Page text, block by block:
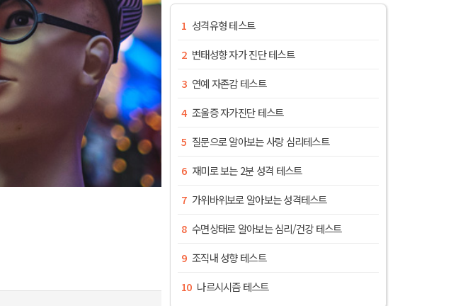
성격유형 테스트
변태성향 자가 진단 테스트
연예 자존감 테스트
조울증 자가진단 테스트
질문으로 알아보는 사랑 심리테스트
재미로 보는 2분 성격 테스트
가위바위보로 알아보는 성격테스트
수면상태로 알아보는 심리/건강 테스트
조직내 성향 테스트
나르시시즘 테스트